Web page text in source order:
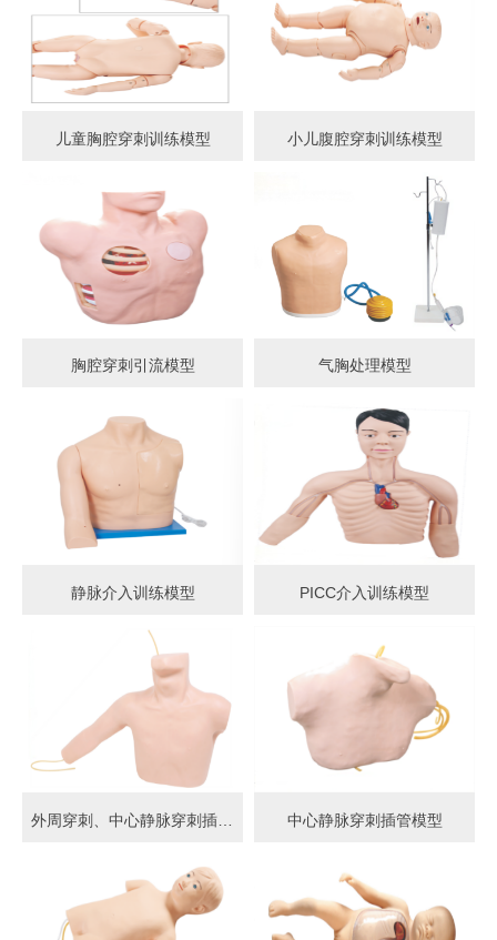
儿童胸腔穿刺训练模型 小儿腹腔穿刺训练模型
胸腔穿刺引流模型 气胸处理模型
静脉介入训练模型 PICC介入训练模型
外周穿刺、中心静脉穿刺插管模型 中心静脉穿刺插管模型